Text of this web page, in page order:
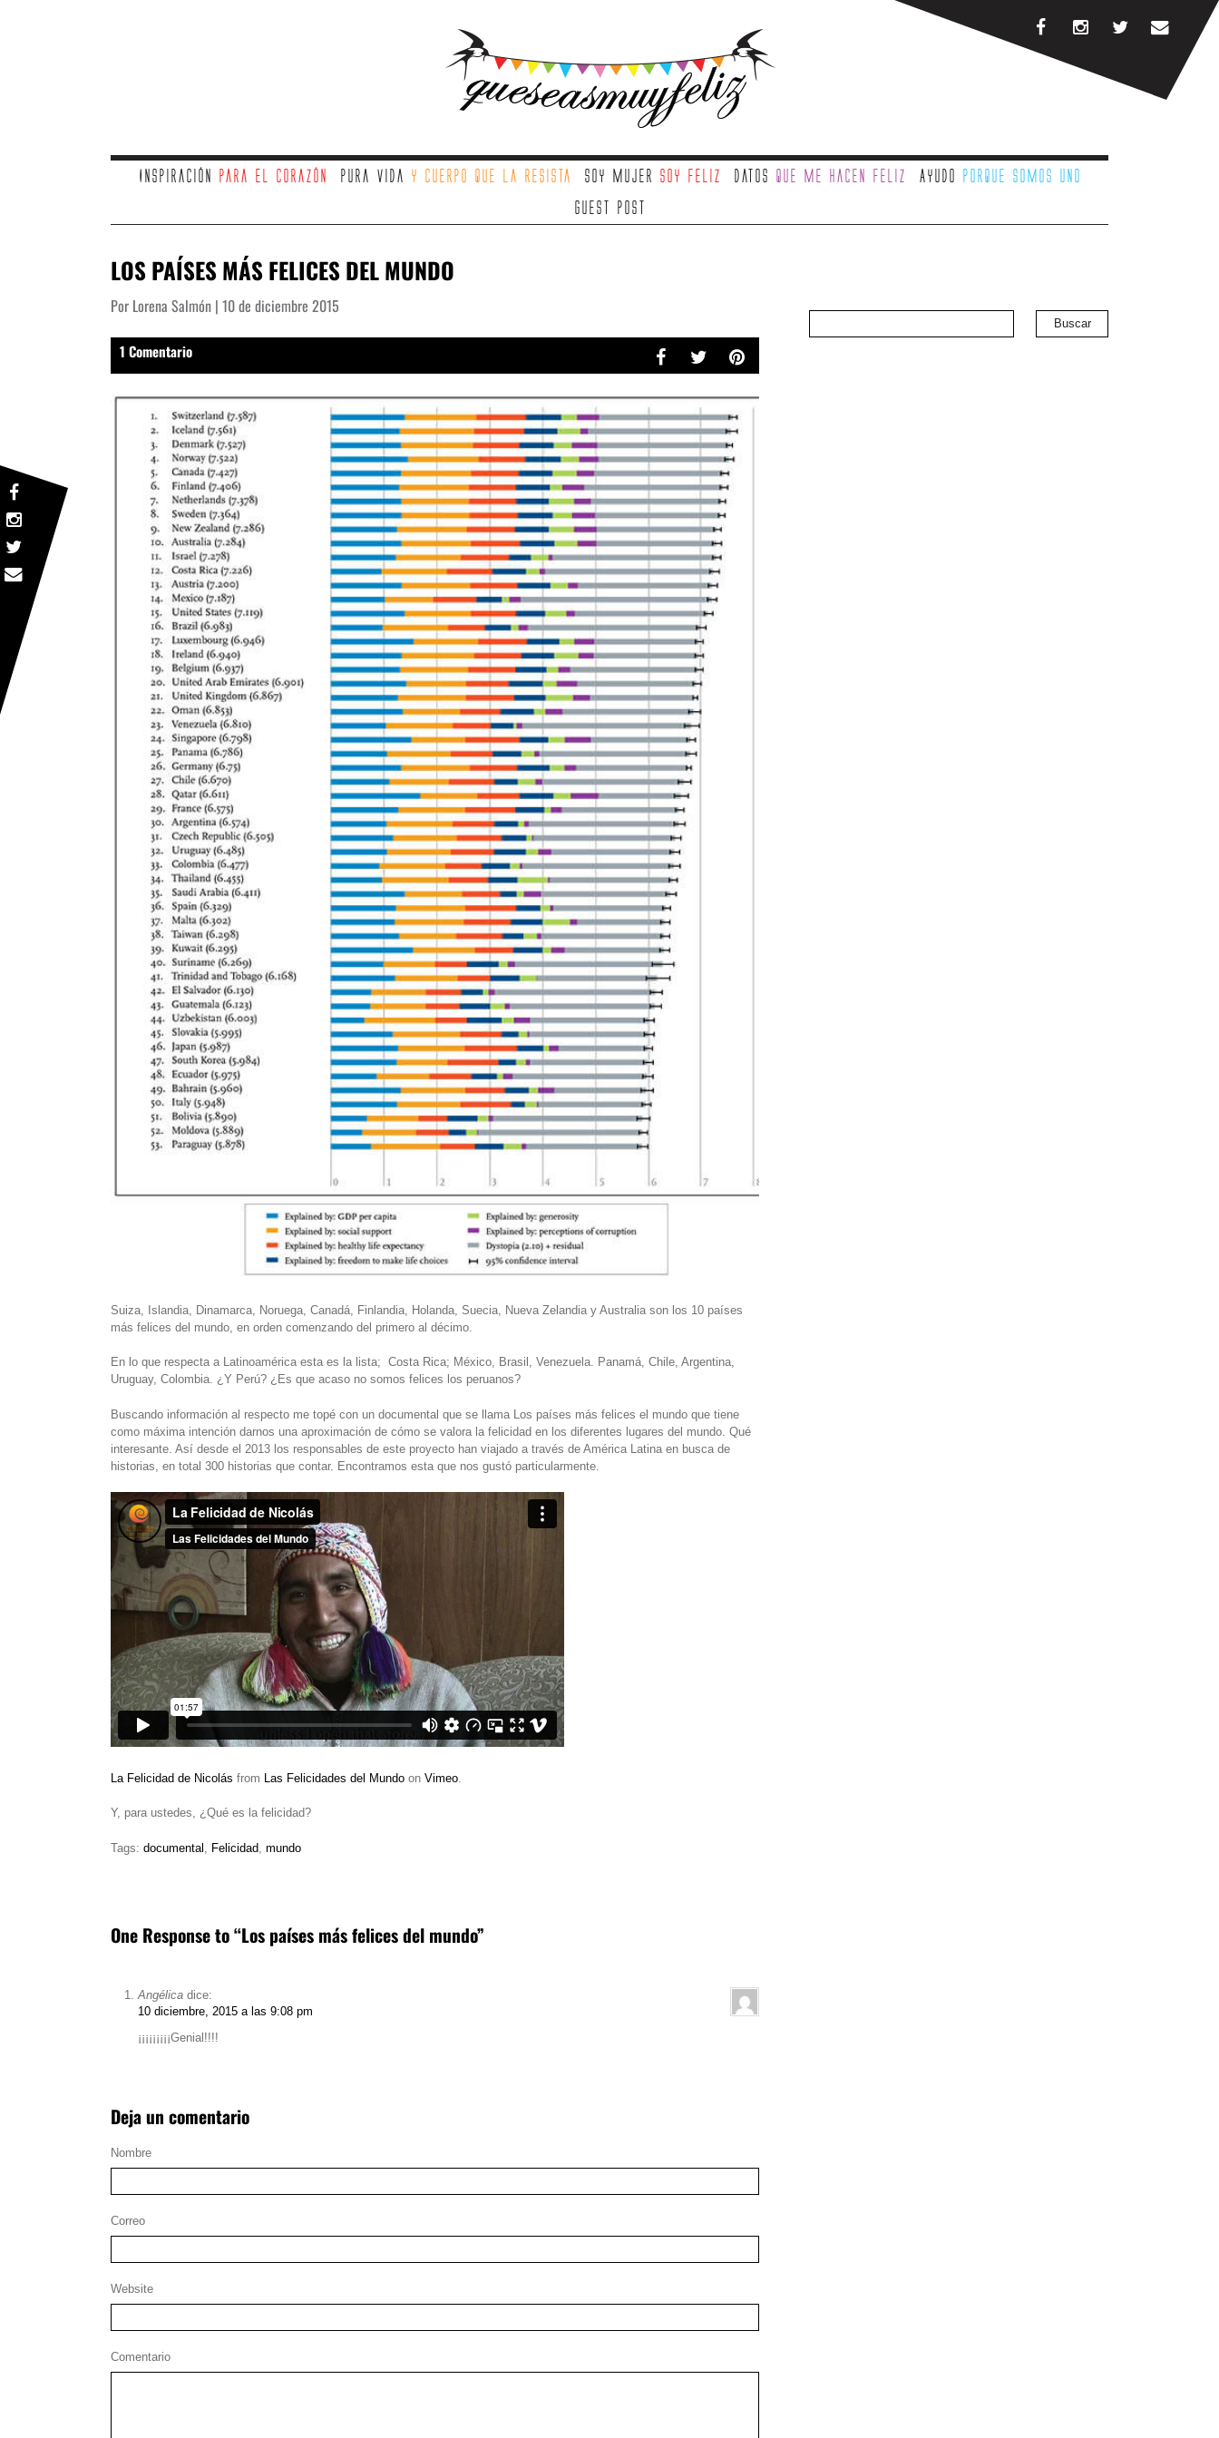
Inspiración para el corazón Pura vida y cuerpo que la resista Soy mujer soy feliz Datos que me hacen feliz Ayudo porque somos uno
Guest Post
LOS PAÍSES MÁS FELICES DEL MUNDO
Por Lorena Salmón | 10 de diciembre 2015
1 Comentario
Suiza, Islandia, Dinamarca, Noruega, Canadá, Finlandia, Holanda, Suecia, Nueva Zelandia y Australia son los 10 países
más felices del mundo, en orden comenzando del primero al décimo.
En lo que respecta a Latinoamérica esta es la lista; Costa Rica; México, Brasil, Venezuela. Panamá, Chile, Argentina,
Uruguay, Colombia. ¿Y Perú? ¿Es que acaso no somos felices los peruanos?
Buscando información al respecto me topé con un documental que se llama Los países más felices el mundo que tiene
como máxima intención darnos una aproximación de cómo se valora la felicidad en los diferentes lugares del mundo. Qué
interesante. Así desde el 2013 los responsables de este proyecto han viajado a través de América Latina en busca de
historias, en total 300 historias que contar. Encontramos esta que nos gustó particularmente.
La Felicidad de Nicolás from Las Felicidades del Mundo on Vimeo
Y, para ustedes, ¿Qué es la felicidad?
Tags: documental Felicidad mundo
One Response to “Los países más felices del mundo”
Angélica dice:
10 diciembre, 2015 a las 9:08 pm
¡¡¡¡¡¡¡¡¡Genial!!!!
Deja un comentario
Nombre
Correo
Website
Comentario
Buscar